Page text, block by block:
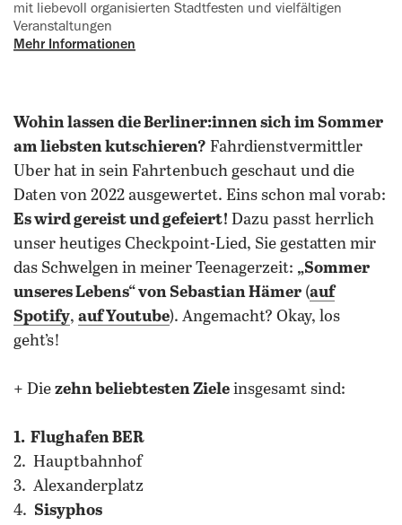
mit liebevoll organisierten Stadtfesten und ‍vielfältigen
Veranstaltungen
Mehr Informationen
Wohin lassen die Berliner:innen sich im Sommer
am liebsten kutschieren? Fahrdienstvermittler
Uber hat in sein Fahrtenbuch geschaut und die
Daten von 2022 ausgewertet. Eins schon mal vorab:
Es wird gereist und gefeiert! Dazu passt herrlich
unser heutiges Checkpoint-Lied, Sie gestatten mir
das Schwelgen in meiner Teenagerzeit: „Sommer
unseres Lebens“ von Sebastian Hämer (auf
Spotify, auf Youtube). Angemacht? Okay, los
geht’s!
+ Die zehn beliebtesten Ziele insgesamt sind:
1. Flughafen BER
2. Hauptbahnhof
3. Alexanderplatz
4. Sisyphos